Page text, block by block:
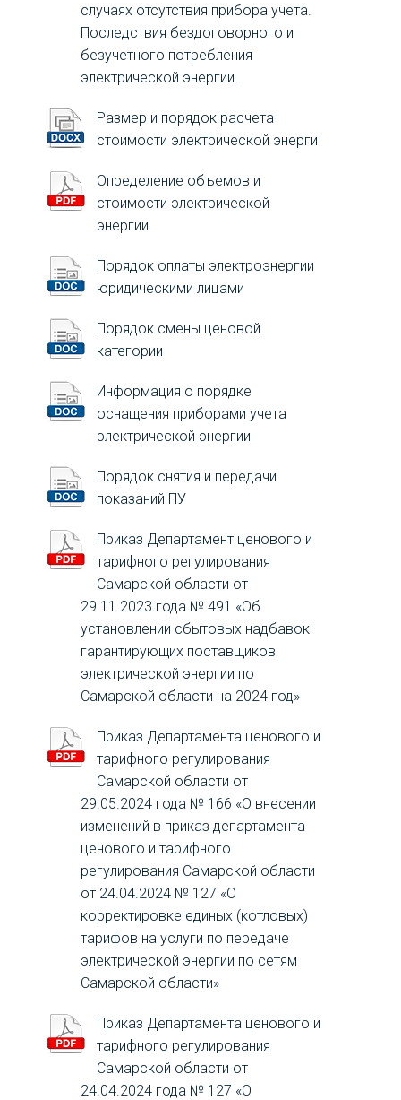
случаях отсутствия прибора учета.
Последствия бездоговорного и
безучетного потребления
электрической энергии.
Размер и порядок расчета
стоимости электрической энерги
Определение объемов и
стоимости электрической
энергии
Порядок оплаты электроэнергии
юридическими лицами
Порядок смены ценовой
категории
Информация о порядке
оснащения приборами учета
электрической энергии
Порядок снятия и передачи
показаний ПУ
Приказ Департамент ценового и
тарифного регулирования
Самарской области от
29.11.2023 года № 491 «Об
установлении сбытовых надбавок
гарантирующих поставщиков
электрической энергии по
Самарской области на 2024 год»
Приказ Департамента ценового и
тарифного регулирования
Самарской области от
29.05.2024 года № 166 «О внесении
изменений в приказ департамента
ценового и тарифного
регулирования Самарской области
от 24.04.2024 № 127 «О
корректировке единых (котловых)
тарифов на услуги по передаче
электрической энергии по сетям
Самарской области»
Приказ Департамента ценового и
тарифного регулирования
Самарской области от
24.04.2024 года № 127 «О